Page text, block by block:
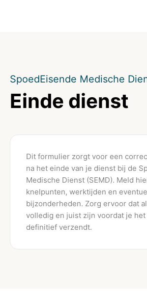
SpoedEisende Medische
Einde dienst
Dit formulier zorgt voor een
na het einde van je dienst bij de
Medische Dienst (SEMD). Meld
knelpunten, werktijden en
bijzonderheden. Zorg ervoor dat
volledig en juist zijn voordat je
definitief verzendt.